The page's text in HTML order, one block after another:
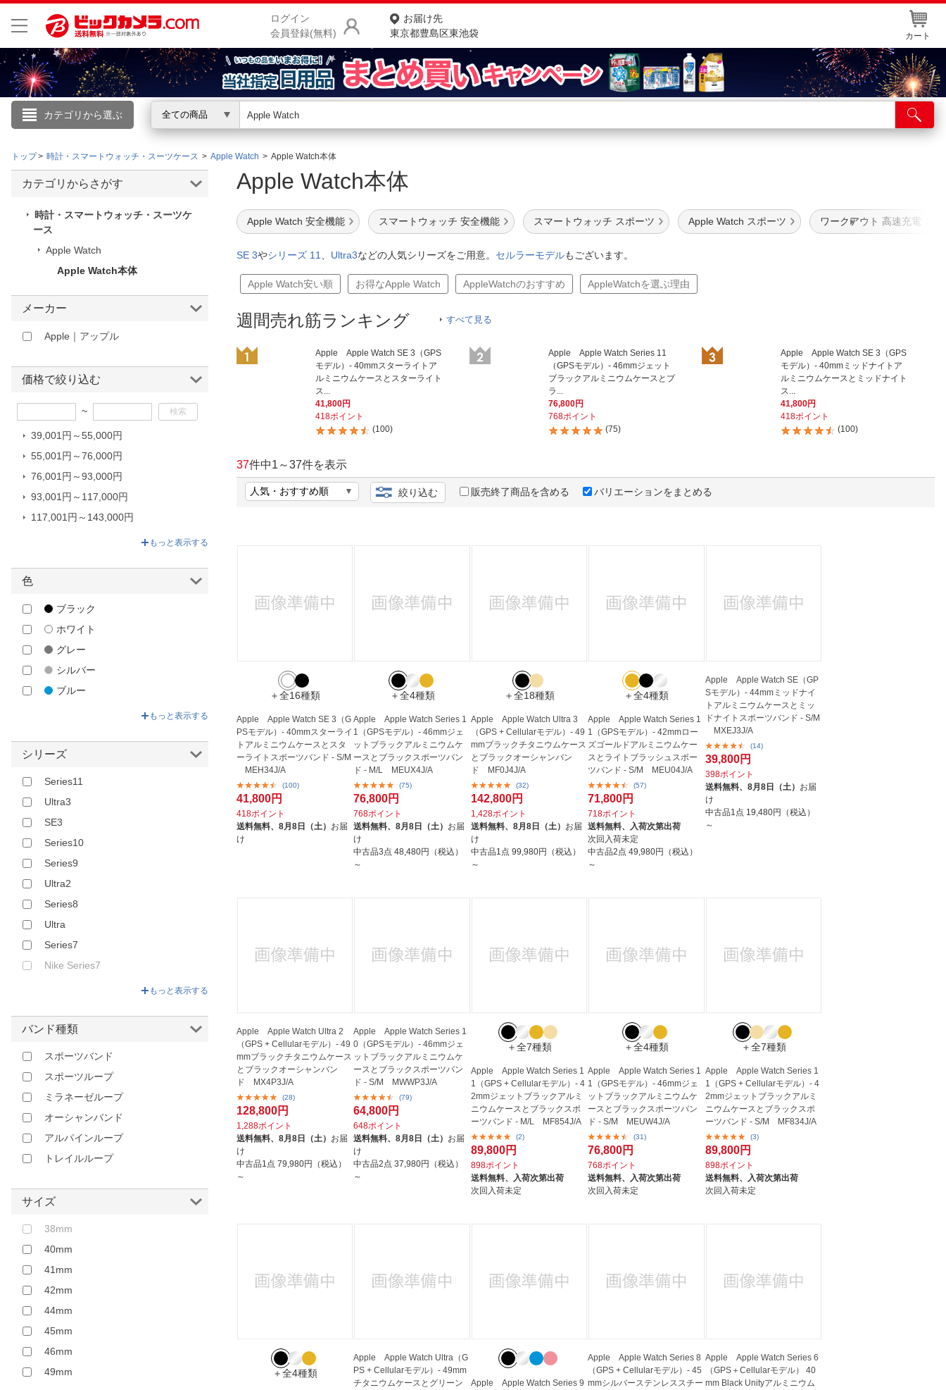
ログイン
会員登録(無料)
お届け先
東京都豊島区東池袋
カート
カテゴリから選ぶ 全ての商品
こんにちは
ログイン
お買いもの履歴
ほしいもの
カテゴリ一覧からさがす
お客様サポート
ご利用ガイド
よくある質問・お問合せ
ご利用規約
店舗情報・店舗一覧
トップ 時計・スマートウォッチ・スーツケース Apple Watch Apple Watch本体
Apple Watch本体
Apple Watch 安全機能 スマートウォッチ 安全機能 スマートウォッチ スポーツ Apple Watch スポーツ ワークアウト 高速充電
SE 3やシリーズ 11 Ultra3などの人気シリーズをご用意。 セルラーモデルもございます。
Apple Watch安い順 お得なApple Watch AppleWatchのおすすめ AppleWatchを選ぶ理由
週間売れ筋ランキング すべて見る
Apple Apple Watch SE 3（GPS
モデル）- 40mmスターライトア
ルミニウムケースとスターライト
ス...
41,800円
418ポイント
(100)
Apple Apple Watch Series 11
（GPSモデル）- 46mmジェット
ブラックアルミニウムケースとブ
ラ...
76,800円
768ポイント
(75)
Apple Apple Watch SE 3（GPS
モデル）- 40mmミッドナイトア
ルミニウムケースとミッドナイト
ス...
41,800円
418ポイント
(100)
37件中1 ～37件を表示
絞り込む 販売終了商品を含める バリエーションをまとめる
＋全16種類
Apple Apple Watch SE 3（G
PSモデル）- 40mmスターライ
トアルミニウムケースとスタ
ーライトスポーツバンド - S/M
MEH34J/A
(100)
41,800円
418ポイント
送料無料、 8月8日（土） お届
け
＋全4種類
Apple Apple Watch Series 1
1（GPSモデル）- 46mmジェ
ットブラックアルミニウムケ
ースとブラックスポーツバン
ド - M/L MEUX4J/A
(75)
76,800円
768ポイント
送料無料、8月8日（土） お届
け
中古品3点48,480円（税込）
～
＋全18種類
Apple Apple Watch Ultra 3
（GPS + Cellularモデル）- 49
mmブラックチタニウムケース
とブラックオーシャンバン
ド MF0J4J/A
(32)
142,800円
1,428ポイント
送料無料、 8月8日（土） お届
け
中古品1点 99,980円（税込）
～
＋全4種類
Apple Apple Watch Series 1
1（GPSモデル）- 42mmロー
ズゴールドアルミニウムケー
スとライトブラッシュスポー
ツバンド - S/M MEU04J/A
(57)
71,800円
718ポイント
送料無料、
入荷次第出荷
次回入荷未定
中古品2点49,980円（税込）
～
Apple Apple Watch SE（GP
Sモデル）- 44mmミッドナイ
トアルミニウムケースとミッ
ドナイトスポーツバンド - S/M
MXEJ3J/A
(14)
39,800円
398ポイント
送料無料、 8月8日（土） お届
け
中古品1点 19,480円（税込）
～
Apple Apple Watch Ultra 2
（GPS + Cellularモデル）- 49
mmブラックチタニウムケース
とブラックオーシャンバン
ド MX4P3J/A
(28)
128,800円
1,288ポイント
送料無料、 8月8日（土） お届
け
中古品1点 79,980円（税込）
～
Apple Apple Watch Series 1
0（GPSモデル）- 46mmジェ
ットブラックアルミニウムケ
ースとブラックスポーツバン
ド - S/M MWWP3J/A
(79)
64,800円
648ポイント
送料無料、8月8日（土） お届
け
中古品2点37,980円（税込）
～
＋全7種類
Apple Apple Watch Series 1
1（GPS + Cellularモデル）- 4
2mmジェットブラックアルミ
ニウムケースとブラックスポ
ーツバンド - M/L MF854J/A
(2)
89,800円
898ポイント
送料無料、 入荷次第出荷
次回入荷未定
＋全4種類
Apple Apple Watch Series 1
1（GPSモデル）- 46mmジェ
ットブラックアルミニウムケ
ースとブラックスポーツバン
ド - S/M MEUW4J/A
(31)
76,800円
768ポイント
送料無料、 入荷次第出荷
次回入荷未定
＋全7種類
Apple Apple Watch Series 1
1（GPS + Cellularモデル）- 4
2mmジェットブラックアルミ
ニウムケースとブラックスポ
ーツバンド - S/M MF834J/A
(3)
89,800円
898ポイント
送料無料、
入荷次第出荷
次回入荷未定
＋全4種類
Apple Apple Watch Ultra（G
PS + Cellularモデル）- 49mm
チタニウムケースとグリーン
Apple Apple Watch Series 9
Apple Apple Watch Series 8
（GPS + Cellularモデル）- 45
mmシルバーステンレススチー
Apple Apple Watch Series 6
（GPS＋Cellularモデル） 40
mm Black Unityアルミニウム
カテゴリからさがす
時計・スマートウォッチ・スーツケ
ース
Apple Watch
Apple Watch本体
メーカー
Apple｜アップル
価格で絞り込む
~
39,001円～55,000円
55,001円～76,000円
76,001円～93,000円
93,001円～117,000円
117,001円～143,000円
もっと表示する
色
ブラック
ホワイト
グレー
シルバー
ブルー
イエロー
もっと表示する
シリーズ
Series11
Ultra3
SE3
Series10
Series9
Ultra2
Series8
Ultra
Series7
Nike Series7
Series6
もっと表示する
バンド種類
スポーツバンド
スポーツループ
ミラネーゼループ
オーシャンバンド
アルパインループ
トレイルループ
サイズ
38mm
40mm
41mm
42mm
44mm
45mm
46mm
49mm